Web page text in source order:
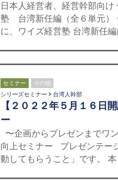
日本人経営者、経営幹部向
塾 台湾新任編（全６単元）
に、ワイズ経営塾 台湾新任
セミナー その他
シリーズセミナー 台湾人幹部
【２０２２年５月１６日
ー
〜企画からプレゼンまでワ
向上セミナー プレゼンテー
動してもらうこと」です。